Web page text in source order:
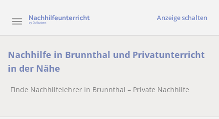
Anzeige schalten
Nachhilfe in Brunnthal und Privatunterricht
in der Nähe
Finde Nachhilfelehrer in Brunnthal – Private Nachhilfe